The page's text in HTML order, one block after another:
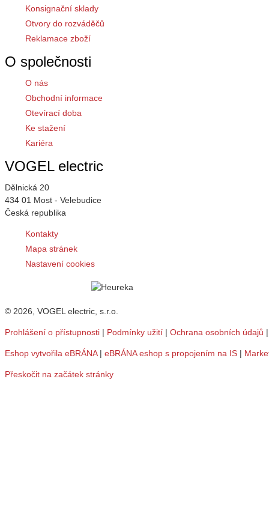
Konsignační sklady
Otvory do rozváděčů
Reklamace zboží
O společnosti
O nás
Obchodní informace
Otevírací doba
Ke stažení
Kariéra
VOGEL electric
Dělnická 20
434 01 Most - Velebudice
Česká republika
Kontakty
Mapa stránek
Nastavení cookies
© 2026, VOGEL electric, s.r.o.
Prohlášení o přístupnosti | Podmínky užití | Ochrana osobních údajů
Eshop vytvořila eBRÁNA| eBRÁNA eshop s propojením na IS |
Přeskočit na začátek stránky